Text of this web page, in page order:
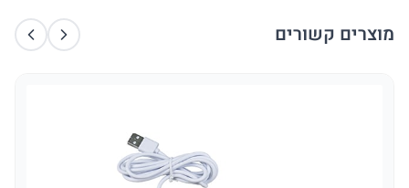
מוצרים קשורים